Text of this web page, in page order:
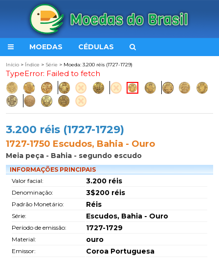
MOEDAS CÉDULAS
Início > Índice > Série > Moeda: 3.200 réis (1727-1729)
TypeError: Failed to fetch
3.200 réis (1727-1729)
1727-1750 Escudos, Bahia - Ouro
Meia peça - Bahia - segundo escudo
INFORMAÇÕES PRINCIPAIS
Valor facial:
3.200 réis
Denominação: 3$200 réis
Padrão Monetário: Réis
Série: Escudos, Bahia - Ouro
Período de emissão: 1727-1729
Material: ouro
Emissor: Coroa Portuguesa